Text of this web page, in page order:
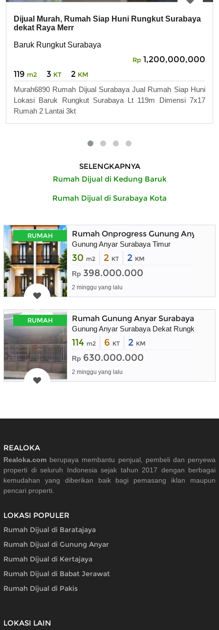
Dijual Murah, Rumah Siap Huni Rungkut Surabaya
dekat Raya Merr
Baruk Rungkut Surabaya
Rp 1,200,000,000
119 m2 3 KT 2 KM
Murah6890 Rumah Dijual Surabaya Jual Rumah Siap Huni
Lokasi Baruk Rungkut Surabaya Lt 119m Dimensi 7x17
Rumah 2 Lantai 3kt
SELENGKAPNYA
Rumah Dijual di Kedung Baruk
Rumah Dijual di Surabaya Kota
RUMAH Rumah Onprogress Gunung Anyar
Gunung Anyar Surabaya Timur
30 m2 2 KT 2 KM
Rp 398.000.000
2 minggu yang lalu
RUMAH Rumah Gunung Anyar Surabaya
Gunung Anyar Surabaya Dekat Rungkut
114 m2 6 KT 2 KM
Rp 630.000.000
2 minggu yang lalu
REALOKA
Realoka.com berupaya membantu penjual, pembeli dan penyewa
properti di seluruh Indonesia sejak tahun 2017 dengan berbagai
kemudahan yang diberikan baik bagi pemasang iklan maupun
pencari properti.
LOKASI POPULER
Rumah Dijual di Baratajaya
Rumah Dijual di Gunung Anyar
Rumah Dijual di Kertajaya
Rumah Dijual di Babat Jerawat
Rumah Dijual di Pakis
LOKASI LAIN